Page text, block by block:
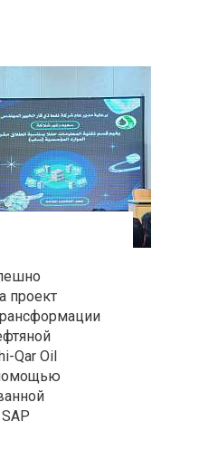
проект
Qar Oil